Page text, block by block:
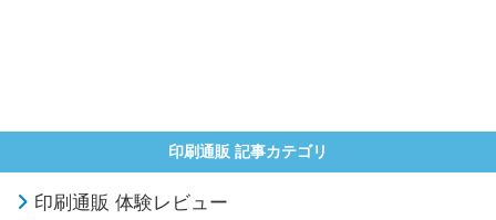
印刷通販 記事カテゴリ
印刷通販 体験レビュー